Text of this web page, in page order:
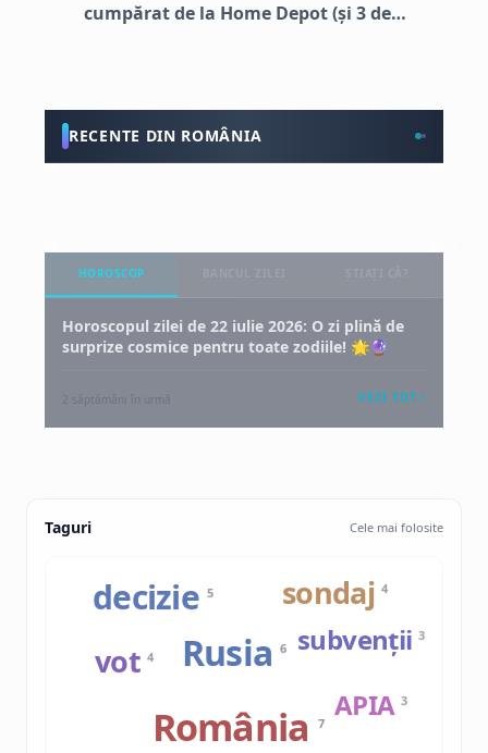
cumpărat de la Home Depot (și 3 de
RECENTE DIN ROMÂNIA
HOROSCOP
Horoscopul zilei de 22 iulie 2026: O zi plină de
surprize cosmice pentru toate zodiile! 🌟🔮
2 săptămâni în urmă VEZI TOT
Taguri Cele mai folosite
sondaj4
subvenții 3
România7
vot4 Rusia6
decizie 5
APIA 3